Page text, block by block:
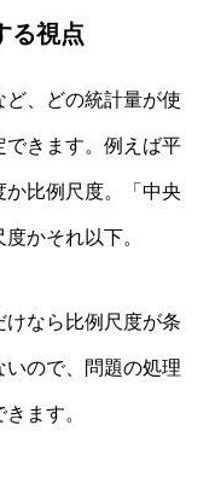
る視点
、どの統計量が使
できます。例えば平
比例尺度。「中央
かそれ以下。
けなら比例尺度が条
ので、問題の処理
ます。